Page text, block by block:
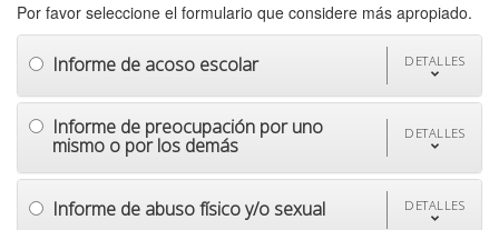
Por favor seleccione el formulario que considere más apropiado.
Informe de acoso escolar DETALLES
Informe de preocupación por uno
mismo o por los demás
DETALLES
Informe de abuso físico y/o sexual DETALLES